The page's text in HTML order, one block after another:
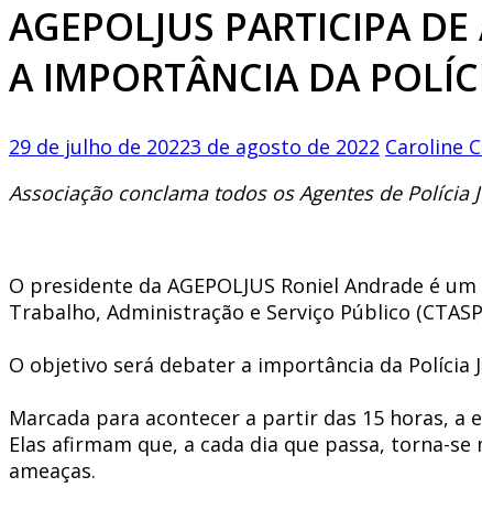
AGEPOLJUS PARTICIPA
A IMPORTÂNCIA DA
29 de julho de 20223 de agosto de 2022 Caroline
Associação conclama todos os Agentes de Polícia
O presidente da AGEPOLJUS Roniel Andrade é
Trabalho, Administração e Serviço Público
O objetivo será debater a importância da Polícia
Marcada para acontecer a partir das 15 horas, a
Elas afirmam que, a cada dia que passa, torna-
ameaças.